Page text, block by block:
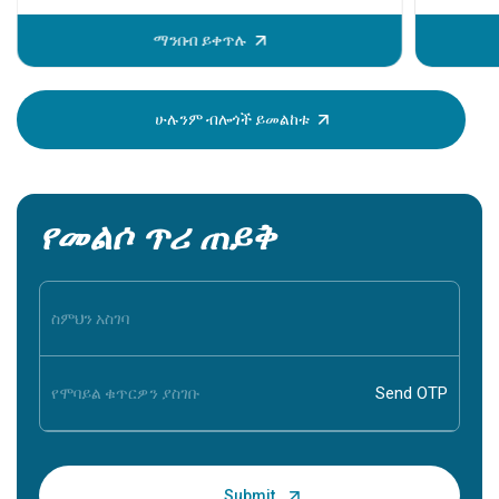
ማንበብ ይቀጥሉ
ከመከሰቱ
ሰው
ማወቅ
ሁሉንም ብሎጎች ይመልከቱ
የመልሶ ጥሪ ጠይቅ